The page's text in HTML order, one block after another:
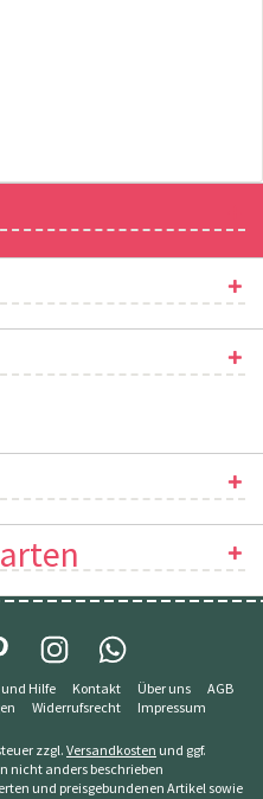
Hilfe Kontakt Über uns
AGB
Widerrufsrecht Impressum
zzgl.Versandkosten und ggf.
nicht anders beschrieben
und preisgebundenen Artikel sowie